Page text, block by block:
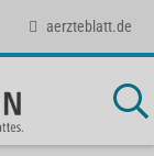
aerzteblatt.de